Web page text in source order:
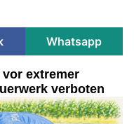
Whatsapp
extremer
verboten